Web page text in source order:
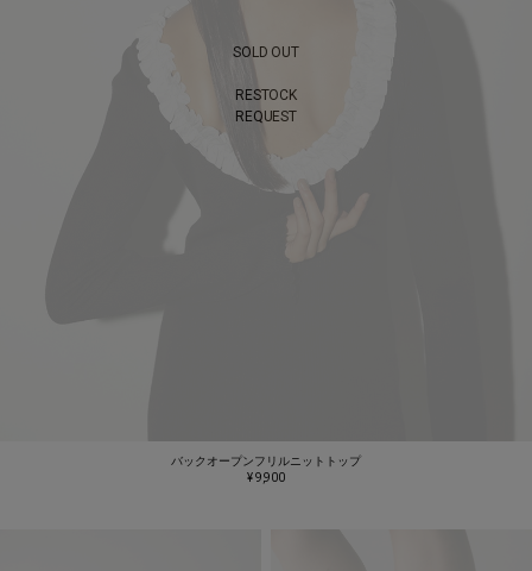
SOLD OUT
RESTOCK
REQUEST
バックオープンフリルニットトップ
¥ 9,900